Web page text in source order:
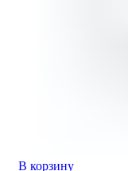
В корзину